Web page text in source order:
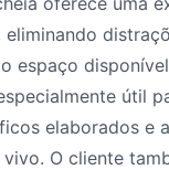
eliminando
espaço
útil
elaborados e
O cliente